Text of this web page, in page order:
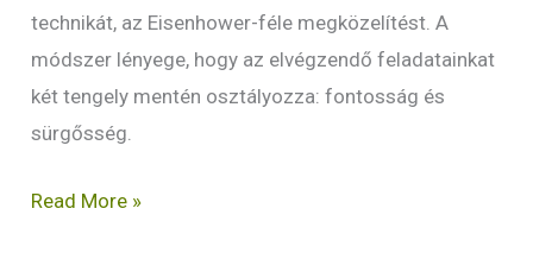
technikát, az Eisenhower-féle megközelítést. A
módszer lényege, hogy az elvégzendő feladatainkat
két tengely mentén osztályozza: fontosság és
sürgősség.
Read More »